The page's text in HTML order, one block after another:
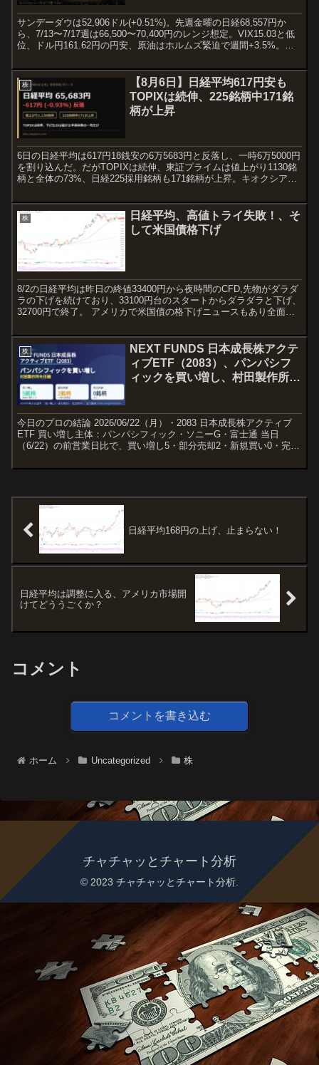
サンデーダウは52,906ドル(+0.51%)。先週金曜の日経68,557円か
ら、7/13〜7/17週は66,500〜70,400円のレンジ想定。VIX15.03と低
位、ドル円161.62円の円安、原油はホルムズ緊迫で週間+3.5%。ト
株
【8月6日】日経平均617円安も
TOPIXは続伸、225銘柄中171銘
柄が上昇
6日の日経平均は617円18銭安の6万5683円と反落し、一時6万5000円
を割り込んだ。だがTOPIXは続伸、東証プライムは値上がり1130銘
柄と全体の73%、日経225採用銘柄も171銘柄が上昇。キオクシアな
株
日経平均、高値トライ失敗！、そ
して米国債格下げ
8/2の日経平均は昨日の終値33400円から夜時間のCFD,先物がダラダ
ラの下げを続けており、33100円台のスタートからダラダラと下げ、
32700円で終了。 アメリカで米国債の格下げニュースもあり全面安
株
NEXT FUNDS 日本成長株アクテ
ィブETF（2083）、パンパシフ
ィックを買い増し、村田製作所を
今日のプロの結論 2026/06/22（月）・2083 日本成長株アクティブ
ETF 買い増し主体：パンパシフィック・ソニーG・富士通 当日
（6/22）の前営業日比で、買い増し5・部分売却2・新規買い0・完全
日経平均168円の上げ、止まらない！
日経平均は調整に入る、アメリカ市場開
けてどううごくか？
コメント
コメントを書き込む
ホーム Uncategorized 株
チャチャッとチャート分析
© 2023 チャチャッとチャート分析.